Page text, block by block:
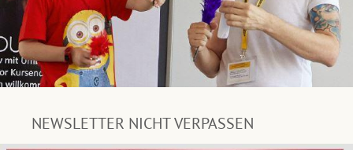
NEWSLETTER NICHT VERPASSEN